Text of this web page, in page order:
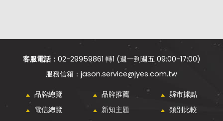
客服電話： 02-29959861 轉1 (週一到週五 09:00-17:00)
jason.service@jyes.com.tw
品牌總覽 品牌推薦
縣市據點
電信總覽
新知主題
類別比較